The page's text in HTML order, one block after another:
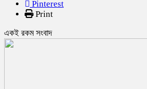
Pinterest
Print
একই রকম সংবাদ